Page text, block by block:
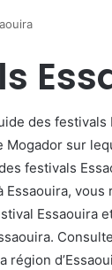
des festivals
Mogador sur
festivals
Essaouira,
Essaouira
région